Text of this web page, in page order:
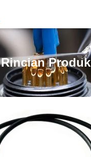
Rincian Produk